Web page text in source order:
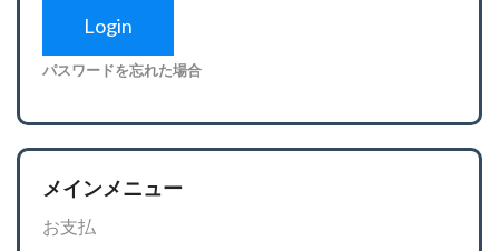
パスワードを忘れた場合
メインメニュー
お支払